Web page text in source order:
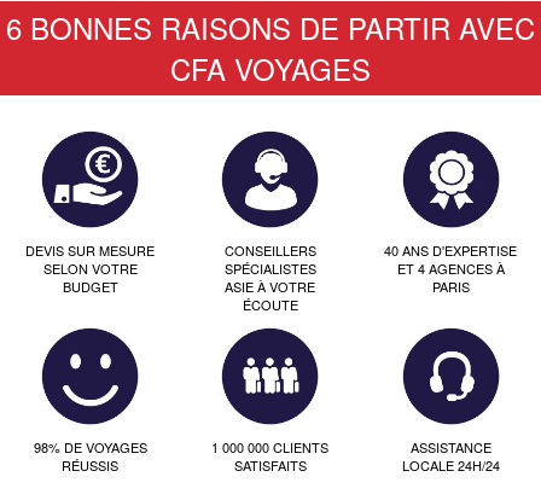
6 BONNES RAISONS DE PARTIR AVEC
CFA VOYAGES
DEVIS SUR MESURE
SELON VOTRE
BUDGET
CONSEILLERS
SPÉCIALISTES
ASIE À VOTRE
ÉCOUTE
40 ANS D'EXPERTISE
ET 4 AGENCES À
PARIS
98% DE VOYAGES
RÉUSSIS
1 000 000 CLIENTS
SATISFAITS
ASSISTANCE
LOCALE 24H/24